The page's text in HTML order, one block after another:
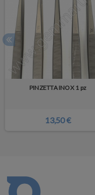
PINZETTA INOX 1 pz
13,50 €